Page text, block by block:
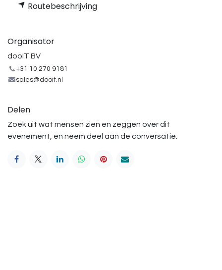
Routebeschrijving
Organisator
dooIT BV
+31 10 270 9181
sales@dooit.nl
Delen
Zoek uit wat mensen zien en zeggen over dit
evenement, en neem deel aan de conversatie.